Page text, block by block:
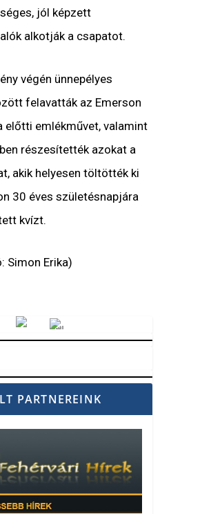
jól képzett
alkotják a csapatot.
végén ünnepélyes
felavatták az Emerson
előtti emlékművet, valamint
részesítették azokat a
akik helyesen töltötték ki
30 éves születésnapjára
kvízt.
Simon Erika)
PARTNEREINK